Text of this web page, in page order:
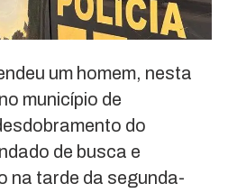
um homem, nesta
município de
do
de busca e
na tarde da segunda-